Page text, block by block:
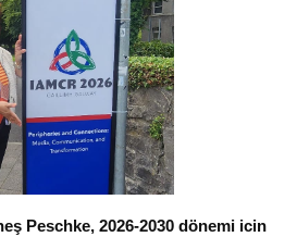
Peschke, 2026-2030 dönemi icin